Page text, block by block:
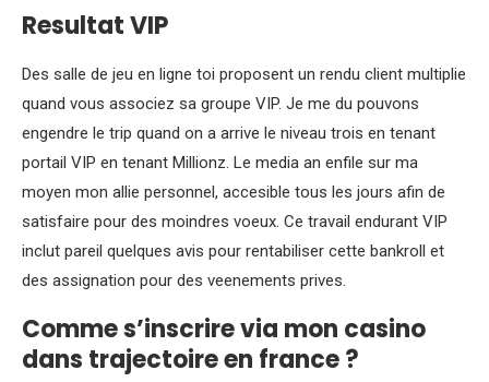
Resultat VIP
Des salle de jeu en ligne toi proposent un rendu client multiplie
quand vous associez sa groupe VIP. Je me du pouvons
engendre le trip quand on a arrive le niveau trois en tenant
portail VIP en tenant Millionz. Le media an enfile sur ma
moyen mon allie personnel, accesible tous les jours afin de
satisfaire pour des moindres voeux. Ce travail endurant VIP
inclut pareil quelques avis pour rentabiliser cette bankroll et
des assignation pour des veenements prives.
Comme s’inscrire via mon casino
dans trajectoire en france ?